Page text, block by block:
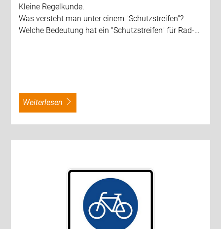
Kleine Regelkunde.
Was versteht man unter einem "Schutzstreifen"?
Welche Bedeutung hat ein "Schutzstreifen" für Rad-…
weiterlesen